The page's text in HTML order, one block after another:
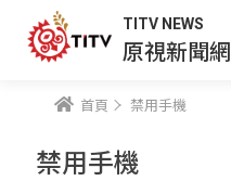
TITV NEWS
原視新聞網
首頁 禁用手機
禁用手機